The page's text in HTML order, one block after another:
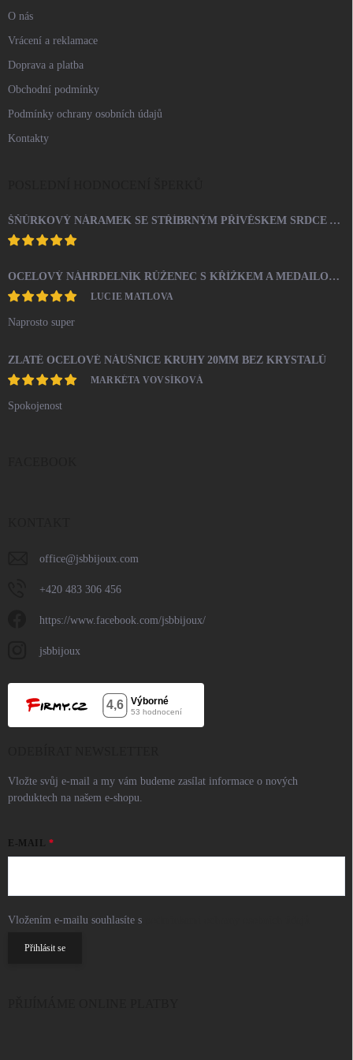
O nás
Vrácení a reklamace
Doprava a platba
Obchodní podmínky
Podmínky ochrany osobních údajů
Kontakty
ŠŇŮRKOVÝ NÁRAMEK SE STŘÍBRNÝM PŘÍVĚSKEM SRDCE A KRYSTALY SWAROVSKI CRYSTAL (STŘÍBRO 925/1000)
OCELOVÝ NÁHRDELNÍK RŮŽENEC S KŘÍŽKEM A MEDAILONEM
LUCIE MATLOVA
Naprosto super
ZLATÉ OCELOVÉ NÁUŠNICE KRUHY 20MM BEZ KRYSTALŮ
MARKÉTA VOVSÍKOVÁ
Spokojenost
office@jsbbijoux.com
+420 483 306 456
https://www.facebook.com/jsbbijoux/
jsbbijoux
Vložte svůj e-mail a my vám budeme zasílat informace o nových
produktech na našem e-shopu.
E-MAIL
Vložením e-mailu souhlasíte s
Přihlásit se